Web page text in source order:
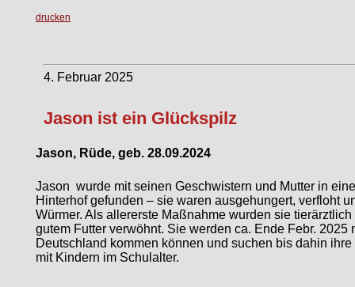
drucken
4. Februar 2025
Jason ist ein Glückspilz
Jason, Rüde, geb. 28.09.2024
Jason wurde mit seinen Geschwistern und Mutter in
Hinterhof gefunden – sie waren ausgehungert, verfloht
Würmer. Als allererste Maßnahme wurden sie
gutem Futter verwöhnt. Sie werden ca. Ende Febr. 2025
Deutschland kommen können und suchen bis dahin
mit Kindern im Schulalter.